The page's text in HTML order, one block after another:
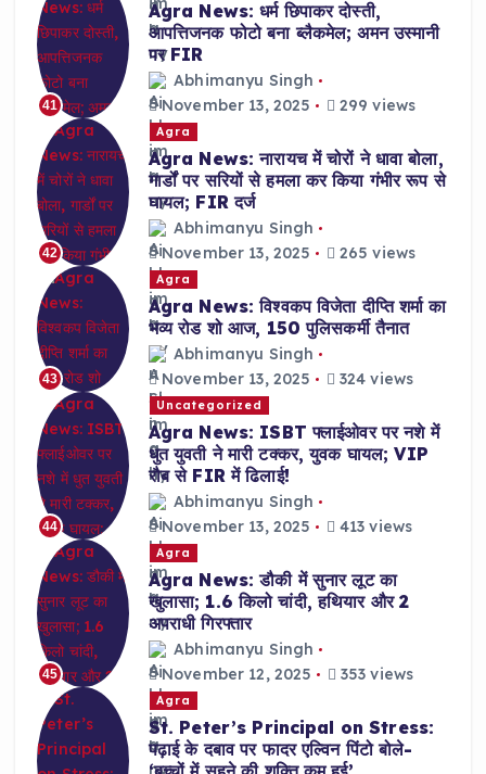
41
Agra News: धर्म छिपाकर दोस्ती,
आपत्तिजनक फोटो बना ब्लैकमेल; अमन उस्मानी
पर FIR
Abhimanyu Singh
November 13, 2025
299 views
42
Agra
Agra News: नारायच में चोरों ने धावा बोला,
गार्डों पर सरियों से हमला कर किया गंभीर रूप से
घायल; FIR दर्ज
Abhimanyu Singh
November 13, 2025
265 views
43
Agra
Agra News: विश्वकप विजेता दीप्ति शर्मा का
भव्य रोड शो आज, 150 पुलिसकर्मी तैनात
Abhimanyu Singh
November 13, 2025
324 views
44
Uncategorized
Agra News: ISBT फ्लाईओवर पर नशे में
धुत युवती ने मारी टक्कर, युवक घायल; VIP
रौब से FIR में ढिलाई!
Abhimanyu Singh
November 13, 2025
413 views
45
Agra
Agra News: डौकी में सुनार लूट का
खुलासा; 1.6 किलो चांदी, हथियार और 2
अपराधी गिरफ्तार
Abhimanyu Singh
November 12, 2025
353 views
Agra
St. Peter’s Principal on Stress:
पढ़ाई के दबाव पर फादर एल्विन पिंटो बोले-